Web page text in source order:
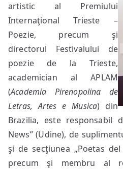
artistic al Premiului
Internaţional Trieste –
Poezie, precum şi
directorul Festivalului de
poezie de la Trieste,
academician al APLAM
(Academia Pirenopolina de
Letras, Artes e Musica) din
Brazilia, este responsabil
News” (Udine), de
şi de secţiunea „Poetas
precum şi membru al